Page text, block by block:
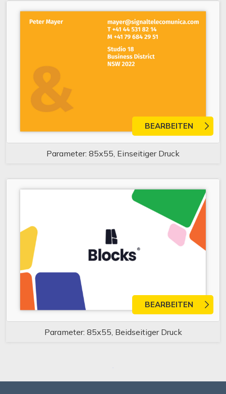
Parameter: 85x55, Einseitiger Druck
BEARBEITEN
Parameter: 85x55, Beidseitiger Druck
BEARBEITEN